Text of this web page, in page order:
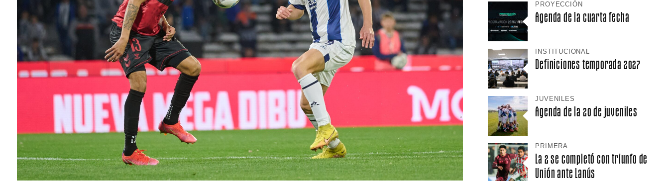
PROYECCIÓN
Agenda de la cuarta fecha
INSTITUCIONAL
Definiciones temporada 2027
JUVENILES
Agenda de la 20 de juveniles
PRIMERA
La 2 se completó con triunfo de
Unión ante Lanús